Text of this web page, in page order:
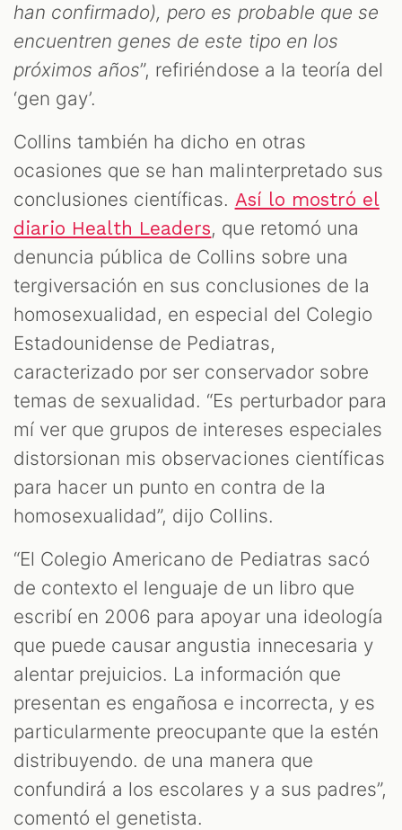
han confirmado), pero es probable que se
encuentren genes de este tipo en los
próximos años”, refiriéndose a la teoría del
‘gen gay’.
Collins también ha dicho en otras
ocasiones que se han malinterpretado sus
conclusiones científicas. Así lo mostró el
diario Health Leaders, que retomó una
denuncia pública de Collins sobre una
tergiversación en sus conclusiones de la
homosexualidad, en especial del Colegio
Estadounidense de Pediatras,
caracterizado por ser conservador sobre
temas de sexualidad. “Es perturbador para
mí ver que grupos de intereses especiales
distorsionan mis observaciones científicas
para hacer un punto en contra de la
homosexualidad”, dijo Collins.
“El Colegio Americano de Pediatras sacó
de contexto el lenguaje de un libro que
escribí en 2006 para apoyar una ideología
que puede causar angustia innecesaria y
alentar prejuicios. La información que
presentan es engañosa e incorrecta, y es
particularmente preocupante que la estén
distribuyendo. de una manera que
confundirá a los escolares y a sus padres”,
comentó el genetista.